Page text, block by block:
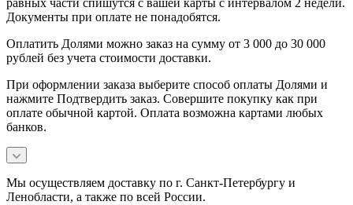
Документы при оплате не понадобятся.
Оплатить Долями можно заказ на сумму от 3 000 до 30 000
рублей без учета стоимости доставки.
При оформлении заказа выберите способ оплаты Долями и
нажмите Подтвердить заказ. Совершите покупку как при
оплате обычной картой. Оплата возможна картами любых
банков.
Мы осуществляем доставку по г. Санкт-Петербургу и
Ленобласти, а также по всей России.